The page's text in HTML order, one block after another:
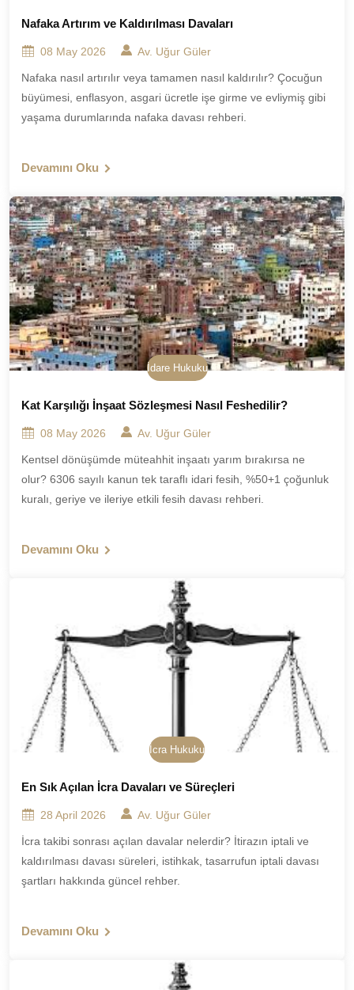
Nafaka Artırım ve Kaldırılması Davaları
08 May 2026 Av. Uğur Güler
Nafaka nasıl artırılır veya tamamen nasıl kaldırılır? Çocuğun
büyümesi, enflasyon, asgari ücretle işe girme ve evliymiş gibi
yaşama durumlarında nafaka davası rehberi.
Devamını Oku
İdare Hukuku
Kat Karşılığı İnşaat Sözleşmesi Nasıl Feshedilir?
08 May 2026 Av. Uğur Güler
Kentsel dönüşümde müteahhit inşaatı yarım bırakırsa ne
olur? 6306 sayılı kanun tek taraflı idari fesih, %50+1 çoğunluk
kuralı, geriye ve ileriye etkili fesih davası rehberi.
Devamını Oku
İcra Hukuku
En Sık Açılan İcra Davaları ve Süreçleri
28 April 2026 Av. Uğur Güler
İcra takibi sonrası açılan davalar nelerdir? İtirazın iptali ve
kaldırılması davası süreleri, istihkak, tasarrufun iptali davası
şartları hakkında güncel rehber.
Devamını Oku